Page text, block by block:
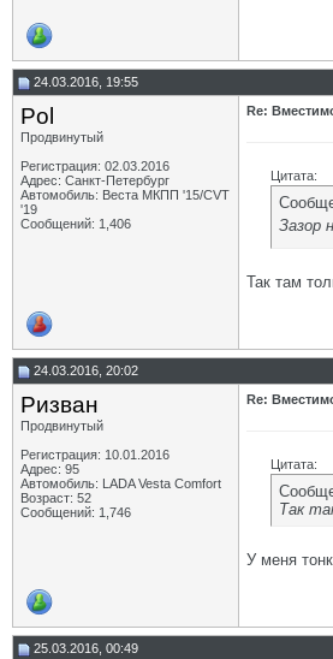
24.03.2016, 19:55
Pol
Продвинутый
Регистрация: 02.03.2016
Адрес: Санкт-Петербург
Автомобиль: Веста МКПП '15/CVT
'19
Сообщений: 1,406
Re:
Цитата:
Зазор
Так там
24.03.2016, 20:02
Ризван
Продвинутый
Регистрация: 10.01.2016
Адрес: 95
Автомобиль: LADA Vesta Сomfort
Возраст: 52
Сообщений: 1,746
Re:
Цитата:
Так
У меня
25.03.2016, 00:49